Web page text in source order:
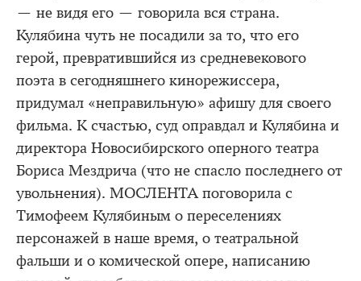
— не видя его — говорила вся страна.
Кулябина чуть не посадили за то, что его
герой, превратившийся из средневекового
поэта в сегодняшнего кинорежиссера,
придумал «неправильную» афишу для своего
фильма. К счастью, суд оправдал и Кулябина и
директора Новосибирского оперного театра
Бориса Мездрича (что не спасло последнего от
увольнения). МОСЛЕНТА поговорила с
Тимофеем Кулябиным о переселениях
персонажей в наше время, о театральной
фальши и о комической опере, написанию